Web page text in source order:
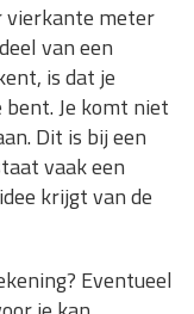
vierkante meter
van een
is dat je
Je komt niet
Dit is bij een
vaak een
krijgt van de
Eventueel